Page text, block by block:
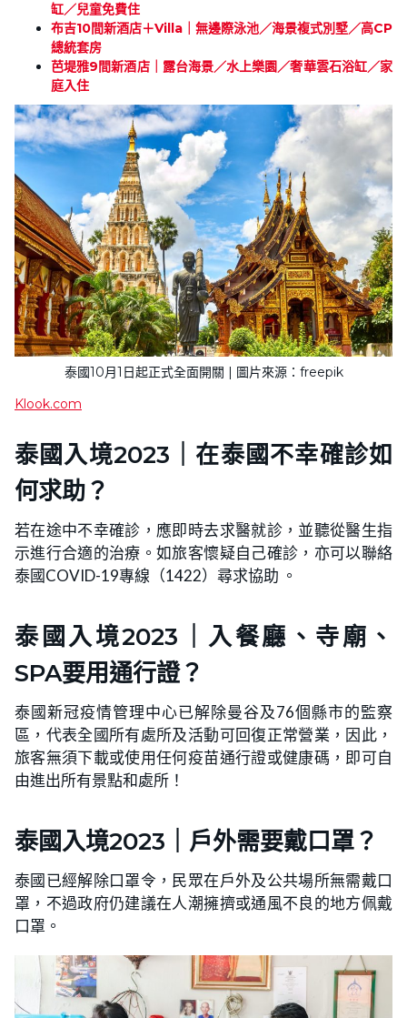
缸／兒童免費住
布吉10間新酒店＋Villa｜無邊際泳池／海景複式別墅／高CP
總統套房
芭堤雅9間新酒店｜露台海景／水上樂園／奢華雲石浴缸／家
庭入住
泰國10月1日起正式全面開關 | 圖片來源：freepik
Klook.com
泰國入境2023｜在泰國不幸確診如
何求助？
若在途中不幸確診，應即時去求醫就診，並聽從醫生指
示進行合適的治療。如旅客懷疑自己確診，亦可以聯絡
泰國COVID-19專線（1422）尋求協助 。
泰國入境2023｜入餐廳、寺廟、
SPA要用通行證？
泰國新冠疫情管理中心已解除曼谷及76個縣市的監察
區，代表全國所有處所及活動可回復正常營業，因此，
旅客無須下載或使用任何疫苗通行證或健康碼，即可自
由進出所有景點和處所！
泰國入境2023｜戶外需要戴口罩？
泰國已經解除口罩令，民眾在戶外及公共場所無需戴口
罩，不過政府仍建議在人潮擁擠或通風不良的地方佩戴
口罩。